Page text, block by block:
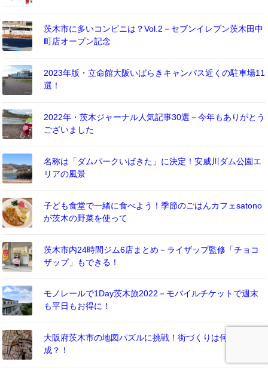
茨木市に多いコンビニは？Vol.2－セブンイレブン茨木田中
町店オープン記念
2023年版・立命館大阪いばらきキャンパス近くの駐車場11
選！
2022年・茨木ジャーナル人気記事30選－今年もありがとう
ございました
名称は「ダムパークいばきた」に決定！安威川ダム公園エ
リアの風景
子ども食堂で一緒に食べよう！季節のごはんカフェsatono
が茨木の野菜を使って
茨木市内24時間ジム6店まとめ－ライザップ監修「チョコ
ザップ」もできる！
モノレールで1Day茨木旅2022－モバイルチケットで週末
も平日もお得に！
大阪府茨木市の地図パズルに挑戦！街づくりは何分で完
成？！